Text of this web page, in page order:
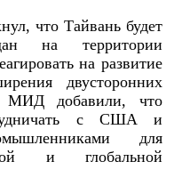
что Тайвань будет
на территории
на развитие
двусторонних
МИД добавили, что
с США и
для
и глобальной